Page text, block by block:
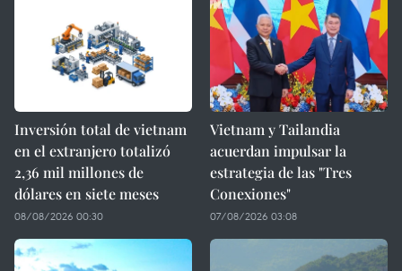
Inversión total de vietnam
en el extranjero totalizó
2,36 mil millones de
dólares en siete meses
08/08/2026 00:30
Vietnam y Tailandia
acuerdan impulsar la
estrategia de las "Tres
Conexiones"
07/08/2026 03:08